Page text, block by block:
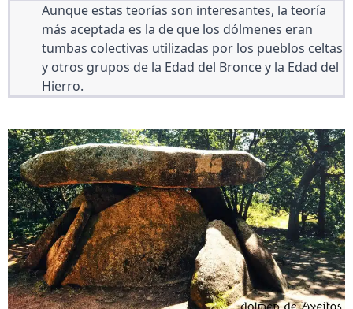
Aunque estas teorías son interesantes, la teoría
más aceptada es la de que los dólmenes eran
tumbas colectivas utilizadas por los pueblos celtas
y otros grupos de la Edad del Bronce y la Edad del
Hierro.